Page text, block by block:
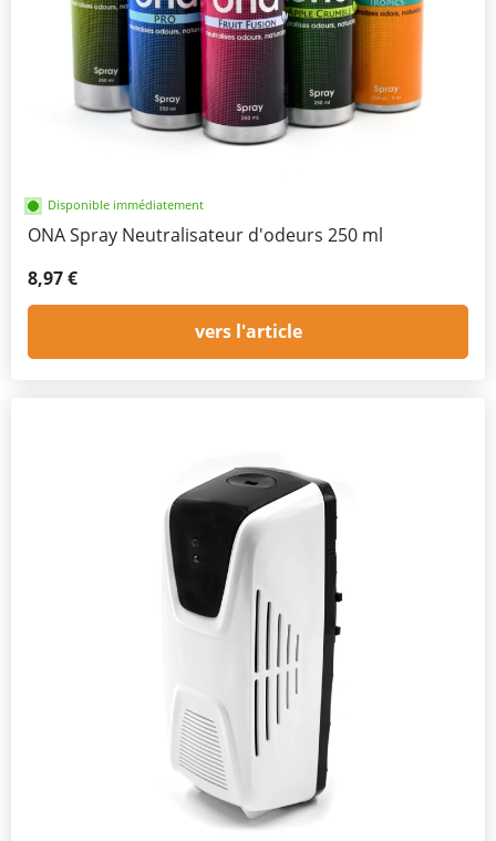
Disponible immédiatement
ONA Spray Neutralisateur d'odeurs 250 ml
8,97 €
vers l'article